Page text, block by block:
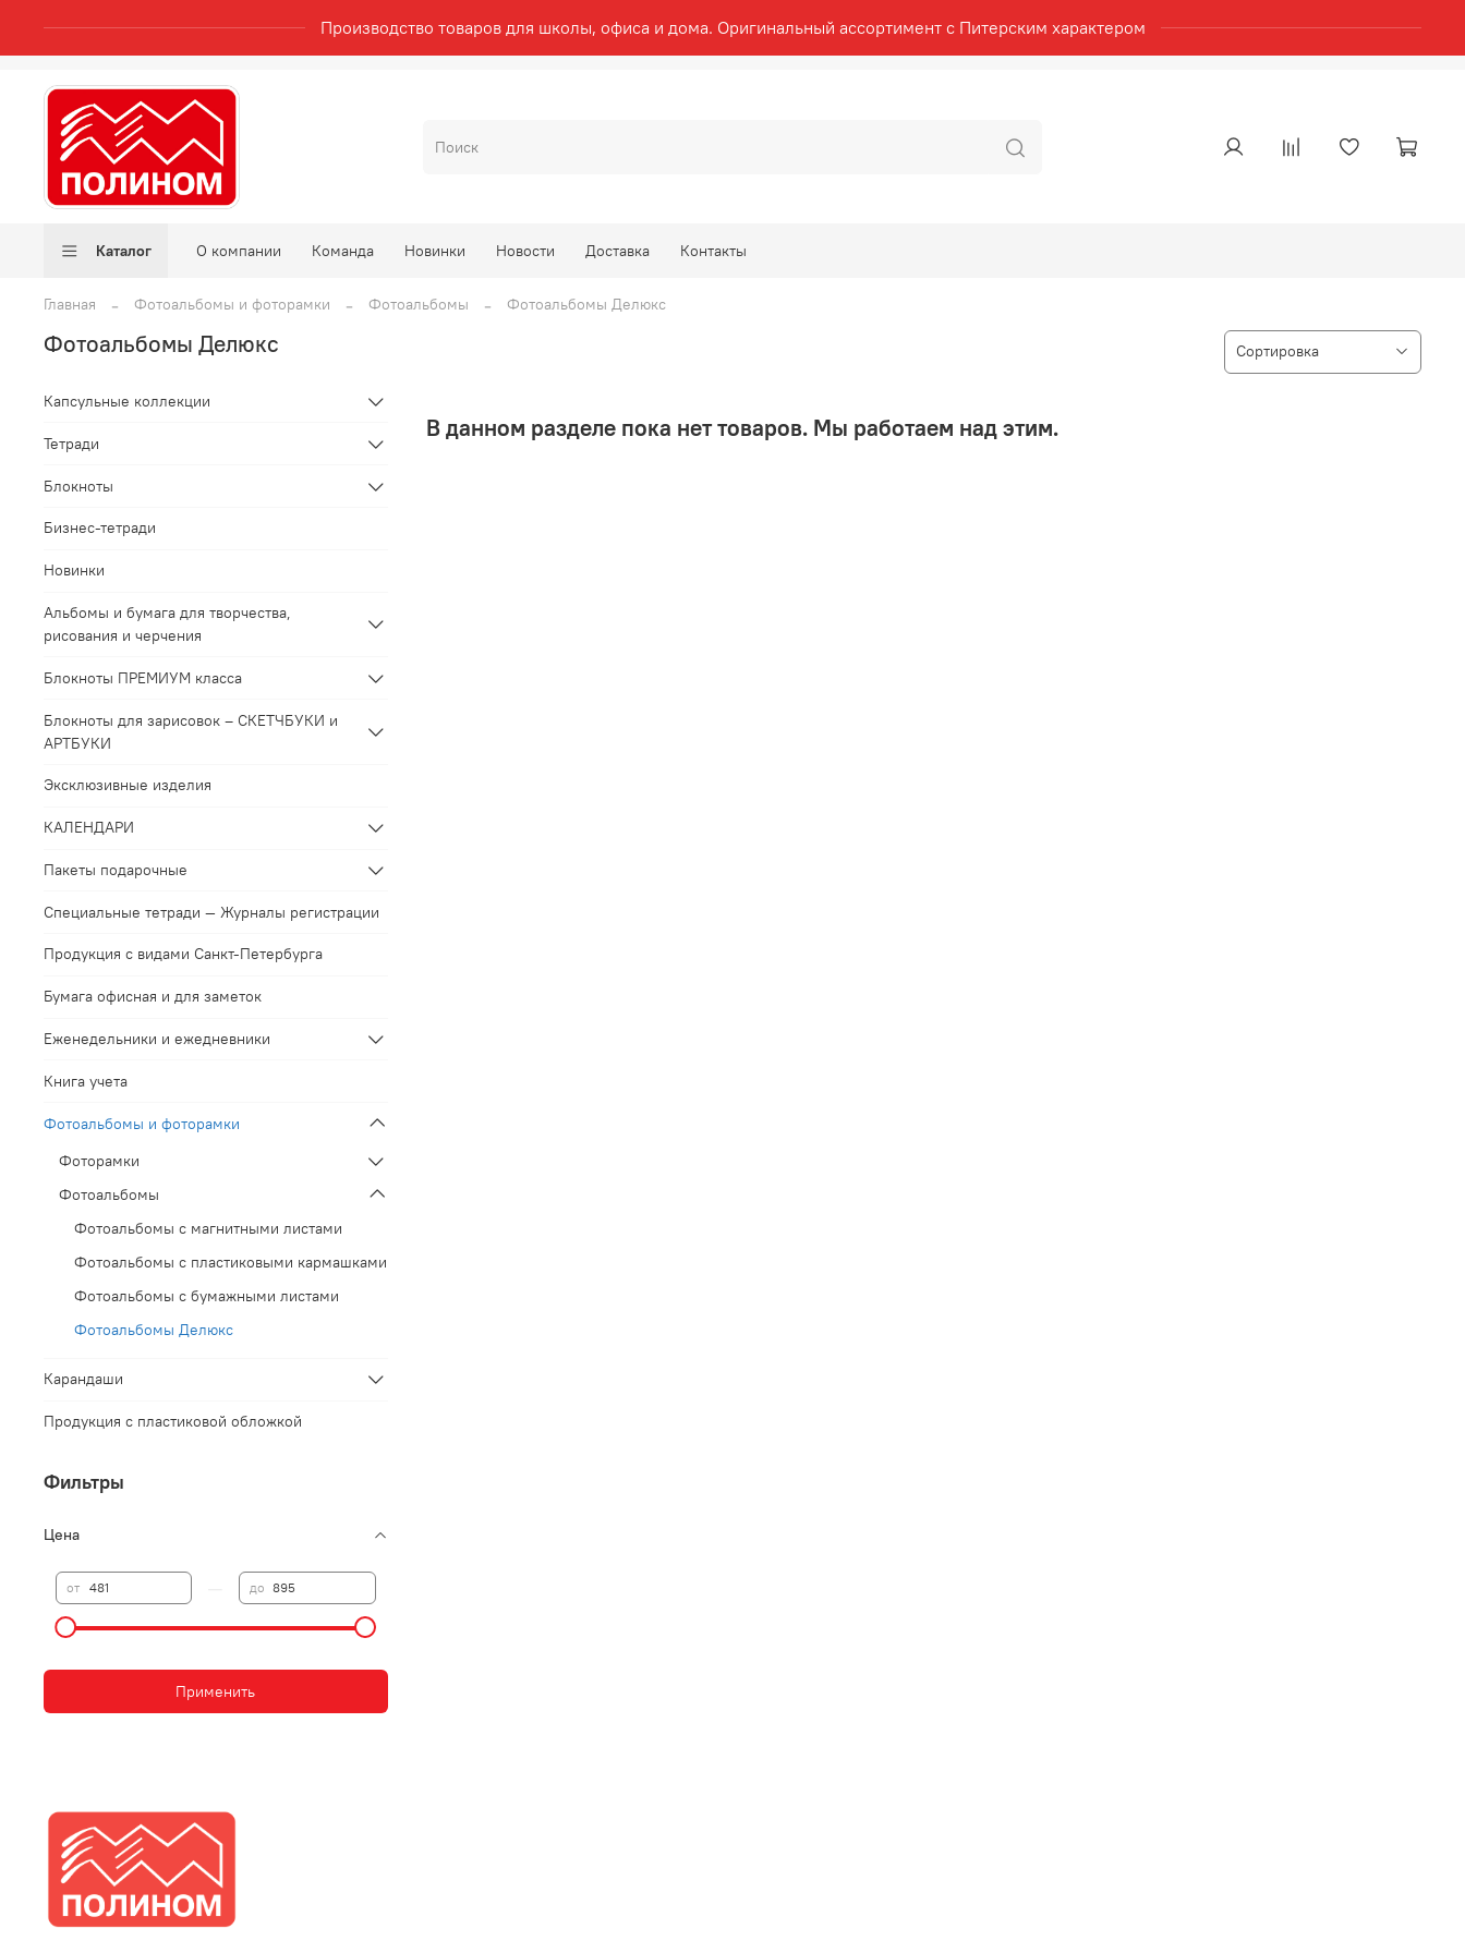
Производство товаров для школы, офиса и дома. Оригинальный ассортимент с Питерским характером
Каталог О компании Команда Новинки Новости Доставка Контакты
Главная Фотоальбомы и фоторамки Фотоальбомы Фотоальбомы Делюкс
Фотоальбомы Делюкс
В данном разделе пока нет товаров. Мы работаем над этим.
Капсульные коллекции
Тетради
Блокноты
Бизнес-тетради
Новинки
Альбомы и бумага для творчества,
рисования и черчения
Блокноты ПРЕМИУМ класса
Блокноты для зарисовок – СКЕТЧБУКИ и
АРТБУКИ
Эксклюзивные изделия
КАЛЕНДАРИ
Пакеты подарочные
Специальные тетради — Журналы регистрации
Продукция с видами Санкт-Петербурга
Бумага офисная и для заметок
Еженедельники и ежедневники
Книга учета
Фотоальбомы и фоторамки
Фоторамки
Фотоальбомы
Фотоальбомы с магнитными листами
Фотоальбомы с пластиковыми кармашками
Фотоальбомы с бумажными листами
Фотоальбомы Делюкс
Карандаши
Продукция с пластиковой обложкой
Фильтры
Цена
от до
Применить